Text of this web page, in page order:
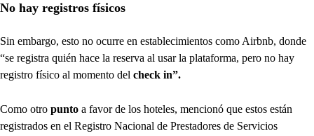
No hay registros físicos
Sin embargo, esto no ocurre en establecimientos como Airbnb, donde
“se registra quién hace la reserva al usar la plataforma, pero no hay
registro físico al momento del check in”.
Como otro punto a favor de los hoteles, mencionó que estos están
registrados en el Registro Nacional de Prestadores de Servicios